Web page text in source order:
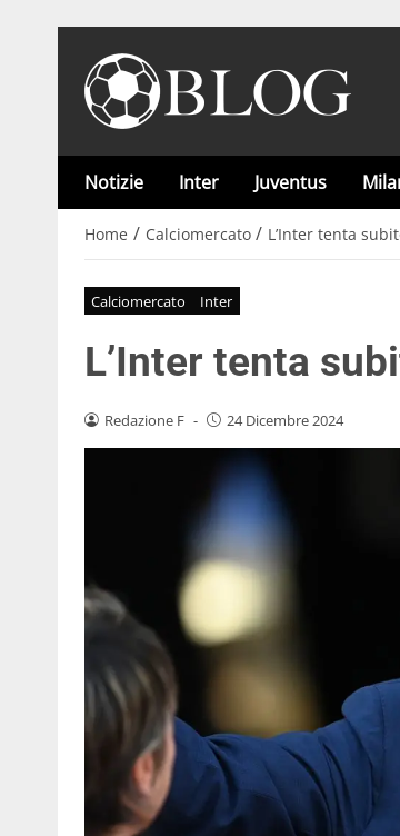
Notizie Inter Juventus
Home / Calciomercato / L’Inter tenta
Calciomercato Inter
L’Inter tenta
Redazione F - 24 Dicembre 2024